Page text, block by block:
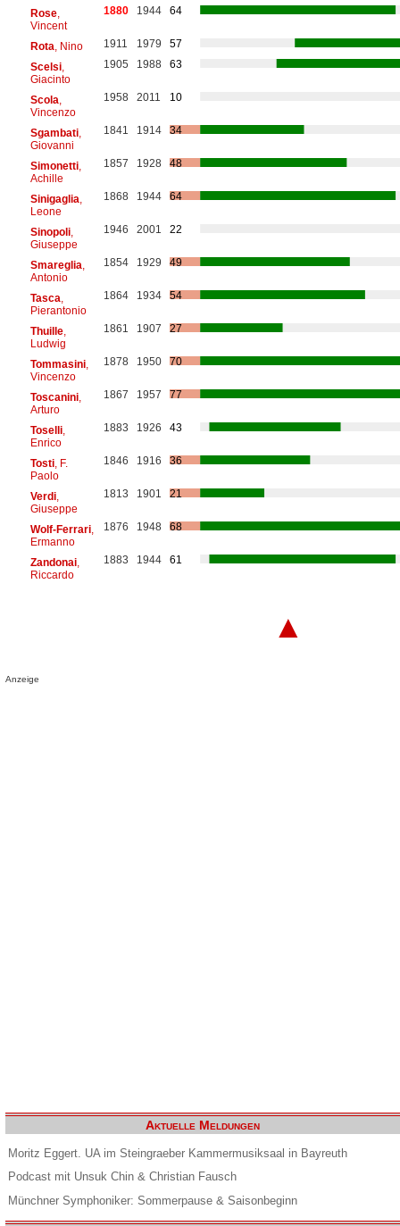
Rose,
Vincent
1880 1944 64
Rota , Nino 1911 1979
57
Scelsi,
Giacinto
1905 1988 63
Scola
Vincenzo
1958 2011 10
Sgambati,
Giovanni
1841 1914 34
Simonetti,
Achille
1857 1928 48
Sinigaglia
Leone
1868 1944 64
Sinopoli,
Giuseppe
1946 2001 22
Smareglia
Antonio
1854 1929 49
Tasca
Pierantonio
1864 1934 54
Thuille,
Ludwig
1861 1907 27
Tommasini,
Vincenzo
1878 1950 70
Toscanini,
Arturo
1867 1957 77
Toselli,
Enrico
1883 1926 43
Tosti, F.
Paolo
1846 1916 36
Verdi,
Giuseppe
1813 1901 21
Wolf-Ferrari,
Ermanno
1876 1948 68
Zandonai,
Riccardo
1883 1944 61
▲
Anzeige
Aktuelle Meldungen
Moritz Eggert. UA im Steingraeber Kammermusiksaal in Bayreuth
Podcast mit Unsuk Chin & Christian Fausch
Münchner Symphoniker: Sommerpause & Saisonbeginn